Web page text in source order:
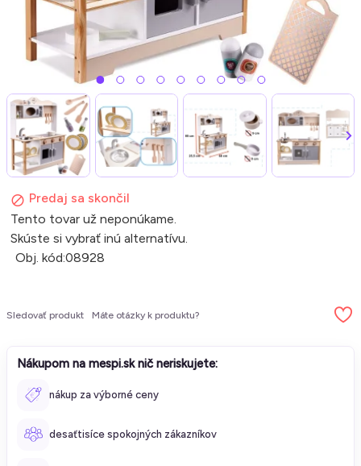
Predaj sa skončil
Tento tovar už neponúkame.
Skúste si vybrať inú alternatívu.
Obj. kód:08928
Sledovať produkt Máte otázky k produktu?
Nákupom na mespi.sk nič neriskujete:
nákup za výborné ceny
desaťtisíce spokojných zákazníkov